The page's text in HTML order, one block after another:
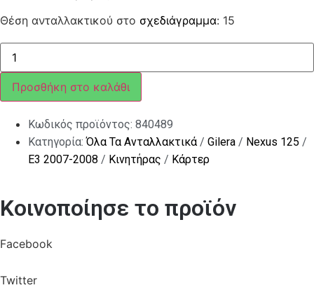
Θέση ανταλλακτικού στο σχεδιάγραμμα: 15
ΠΕΡΙΟΡΙΣΤΗΣ
ΡΟΗΣ
ΚΙΝ
LEADER
ποσότητα
Προσθήκη στο καλάθι
Κωδικός προϊόντος: 840489
Κατηγορία:Όλα Τα Ανταλλακτικά/ Gilera / Nexus 125 /
E3 2007-2008 / Κινητήρας / Κάρτερ
Κοινοποίησε το προϊόν
Facebook
Twitter